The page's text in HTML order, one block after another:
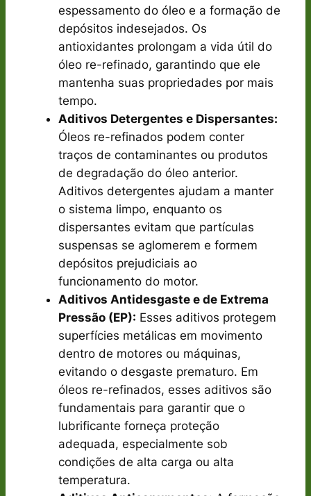
espessamento do óleo e a formação de
depósitos indesejados. Os
antioxidantes prolongam a vida útil do
óleo re-refinado, garantindo que ele
mantenha suas propriedades por mais
tempo.
Aditivos Detergentes e Dispersantes:
Óleos re-refinados podem conter
traços de contaminantes ou produtos
de degradação do óleo anterior.
Aditivos detergentes ajudam a manter
o sistema limpo, enquanto os
dispersantes evitam que partículas
suspensas se aglomerem e formem
depósitos prejudiciais ao
funcionamento do motor.
Aditivos Antidesgaste e de Extrema
Pressão (EP): Esses aditivos protegem
superfícies metálicas em movimento
dentro de motores ou máquinas,
evitando o desgaste prematuro. Em
óleos re-refinados, esses aditivos são
fundamentais para garantir que o
lubrificante forneça proteção
adequada, especialmente sob
condições de alta carga ou alta
temperatura.